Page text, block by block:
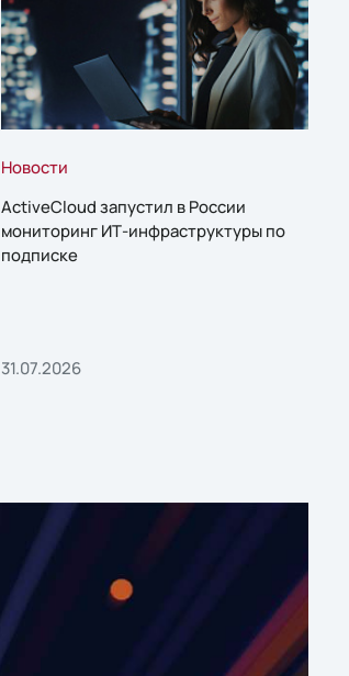
Новости
ActiveCloud запустил в России
мониторинг ИТ-инфраструктуры по
подписке
31.07.2026